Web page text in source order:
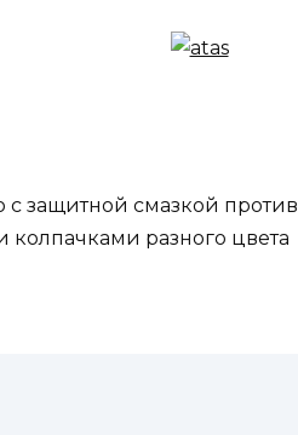
защитной смазкой против
разного цвета